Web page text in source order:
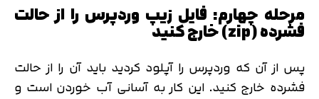
مرحله چهارم: فایل زیپ وردپرس را از حالت
فشرده (zip) خارج کنید
پس از آن که وردپرس را آپلود کردید باید آن را از حالت
فشرده خارج کنید. این کار به آسانی آب خوردن است و